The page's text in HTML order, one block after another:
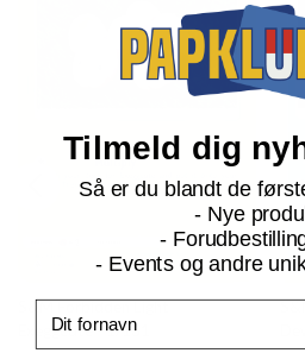
S&M Forbidden Light
Exeggcute - 1/131
Tilmeld dig
Så er du blandt de
- Nye
-
- Events og andre